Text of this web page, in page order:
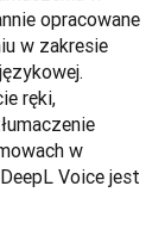
opracowane
w zakresie
ręki,
w
Voice jest